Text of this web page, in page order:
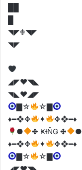
◥◤☬◥◤
◥◤
◢◤♥️◥◣
◥◣♥️◢◤
▇☆
☆▇
♦️━❖✥ ✦ ✥❖━♦️
●
✤ ҜƗŇǤ ✤
●
♦️━❖✥ ✦ ✥❖━♦️
▇☆
☆▇